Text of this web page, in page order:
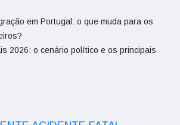
em Portugal: o que muda para os
2026: o cenário político e os principais